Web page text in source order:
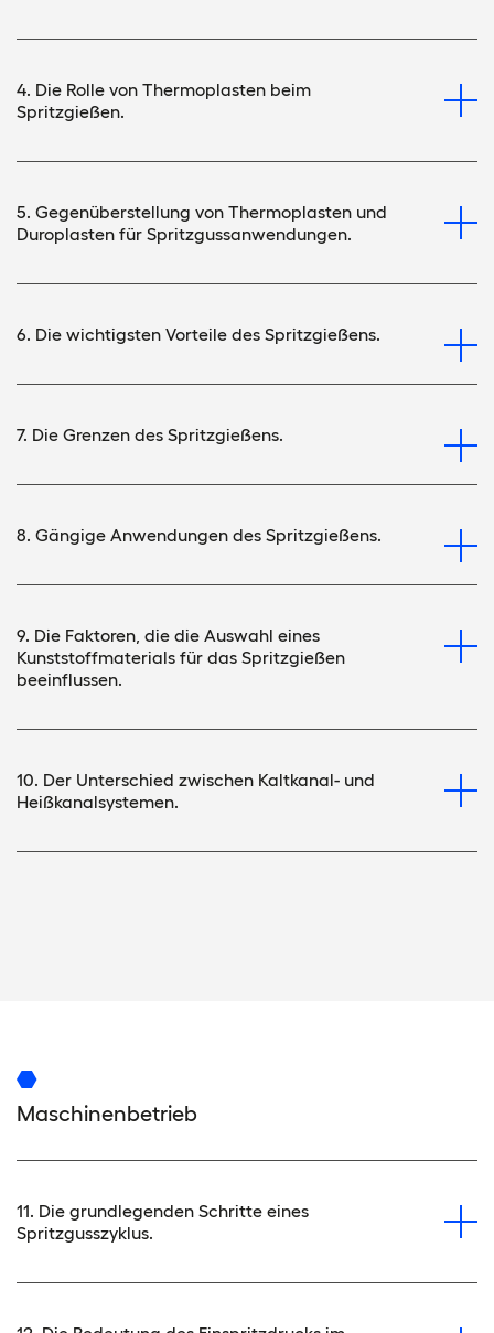
4. Die Rolle von Thermoplasten beim
Spritzgießen.
5. Gegenüberstellung von Thermoplasten und
Duroplasten für Spritzgussanwendungen.
6. Die wichtigsten Vorteile des Spritzgießens.
7. Die Grenzen des Spritzgießens.
8. Gängige Anwendungen des Spritzgießens.
9. Die Faktoren, die die Auswahl eines
Kunststoffmaterials für das Spritzgießen
beeinflussen.
10. Der Unterschied zwischen Kaltkanal- und
Heißkanalsystemen.
Maschinenbetrieb
11. Die grundlegenden Schritte eines
Spritzgusszyklus.